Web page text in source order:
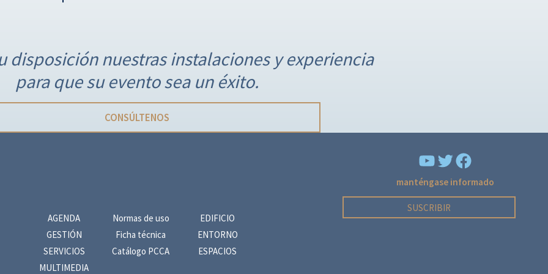
disposición nuestras instalaciones y experiencia
para que su evento sea un éxito.
CONSÚLTENOS
AGENDA
GESTIÓN
SERVICIOS
MULTIMEDIA
Normas de uso
Ficha técnica
Catálogo PCCA
EDIFICIO
ENTORNO
ESPACIOS
YouTubeFacebook
manténgase informado
SUSCRIBIR